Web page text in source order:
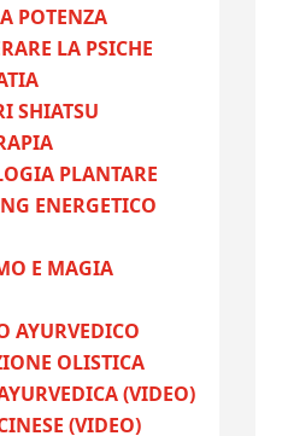
POTENZA
LA PSICHE
SHIATSU
PLANTARE
ENERGETICO
E MAGIA
AYURVEDICO
OLISTICA
(VIDEO)
(VIDEO)